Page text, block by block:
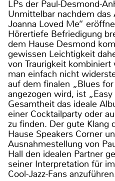
LPs der Paul-Desmond-
Unmittelbar nachdem
Joanna Loved Me“
Hörertiefe Befriedigung
dem Hause Desmond
gewissen Leichtigkeit
von Traurigkeit
man einfach nicht
auf dem finalen „Blues
angezogen wird, ist
Gesamtheit das ideale
einer Cocktailparty oder
zu finden. Der gute Klang
Hause Speakers Corner
Ausnahmestellung von
Hall den idealen Partner
seiner Interpretation für
Cool-Jazz-Fans